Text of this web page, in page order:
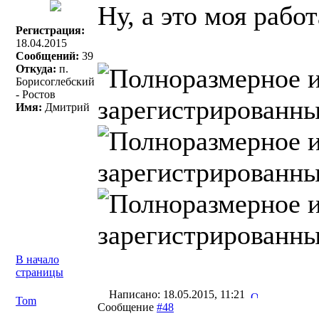
Регистрация:
18.04.2015
Сообщений: 39
Откуда: п.
Борисоглебский
- Ростов
Имя: Дмитрий
Ну, а это моя
В начало
страницы
Tom
Написано: 18.05.2015, 11:21
Сообщение #48